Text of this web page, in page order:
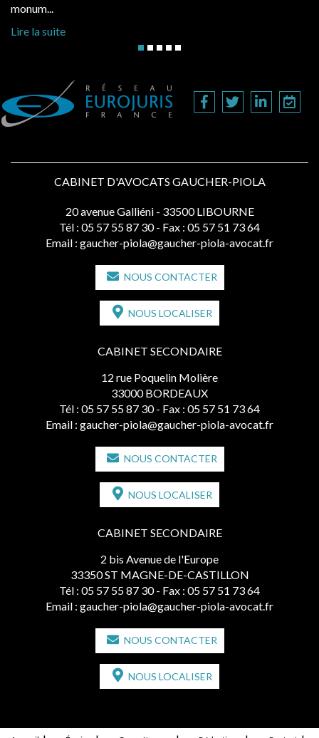
CABINET D'AVOCATS GAUCHER-PIOLA
20 avenue Galliéni - 33500 LIBOURNE
Tél : 05 57 55 87 30 - Fax : 05 57 51 73 64
Email : gaucher-piola@gaucher-piola-avocat.fr
NOUS CONTACTER
NOUS LOCALISER
CABINET SECONDAIRE
12 rue Poquelin Molière
33000 BORDEAUX
Tél : 05 57 55 87 30 - Fax : 05 57 51 73 64
Email : gaucher-piola@gaucher-piola-avocat.fr
NOUS CONTACTER
NOUS LOCALISER
CABINET SECONDAIRE
2 bis Avenue de l'Europe
33350 ST MAGNE-DE-CASTILLON
Tél : 05 57 55 87 30 - Fax : 05 57 51 73 64
Email : gaucher-piola@gaucher-piola-avocat.fr
NOUS CONTACTER
NOUS LOCALISER